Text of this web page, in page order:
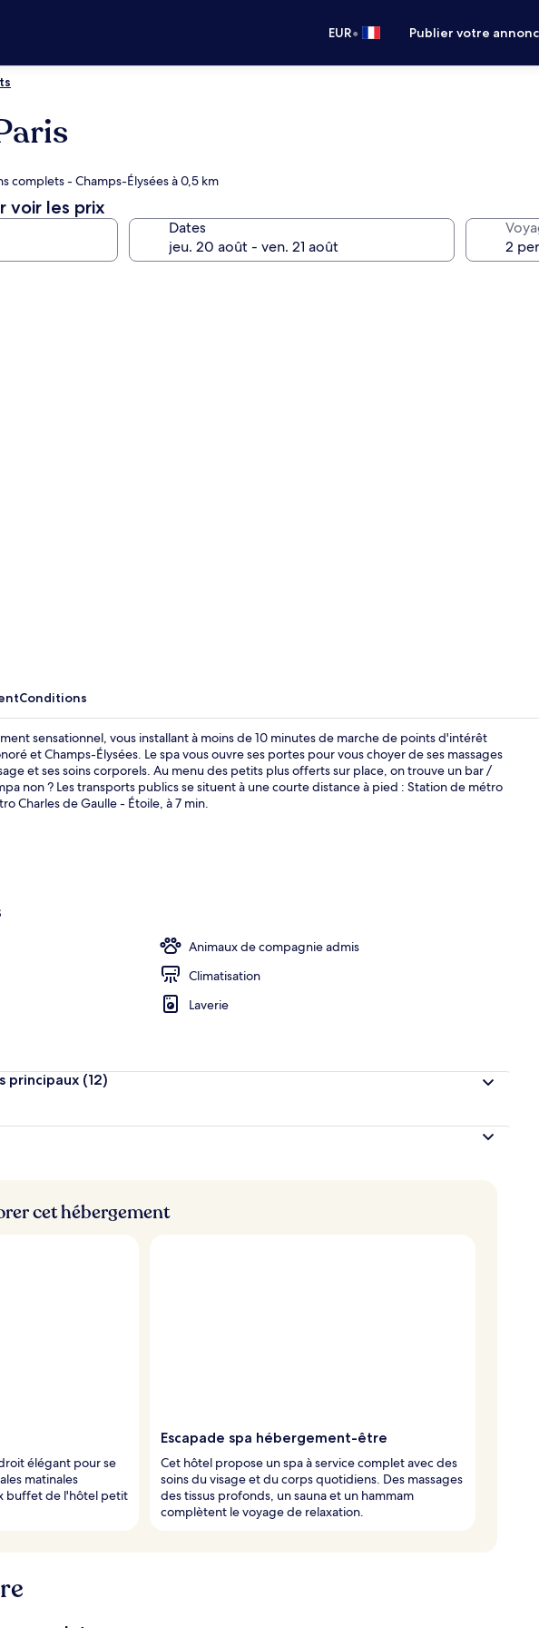
EUR• Publier votre
complets - Champs-Élysées à 0,5 km
voir les prix
Dates
Chambre
Conditions
sensationnel, vous installant à moins de 10 minutes de marche de points d'intérêt
et Champs-Élysées. Le spa vous ouvre ses portes pour vous choyer de ses massages
et ses soins corporels. Au menu des petits plus offerts sur place, on trouve un bar /
non ? Les transports publics se situent à une courte distance à pied : Station de métro
Charles de Gaulle - Étoile, à 7 min.
Animaux de compagnie admis
Climatisation
Laverie
principaux (12)
cet hébergement
élégant pour se
matinales
buffet de l'hôtel petit
Escapade spa hébergement-être
Cet hôtel propose un spa à service complet avec des
soins du visage et du corps quotidiens. Des massages
des tissus profonds, un sauna et un hammam
complètent le voyage de relaxation.